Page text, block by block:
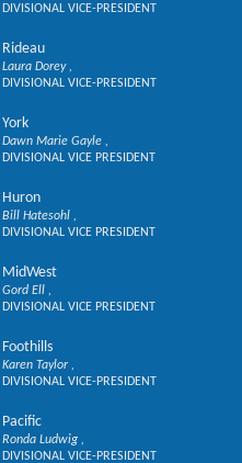
DIVISIONAL VICE-PRESIDENT
Rideau
Laura Dorey
DIVISIONAL VICE-PRESIDENT
York
Dawn Marie Gayle
DIVISIONAL VICE PRESIDENT
Huron
Bill Hatesohl
DIVISIONAL VICE PRESIDENT
MidWest
Gord Ell
DIVISIONAL VICE PRESIDENT
Foothills
Karen Taylor
DIVISIONAL VICE-PRESIDENT
Pacific
Ronda Ludwig
DIVISIONAL VICE-PRESIDENT